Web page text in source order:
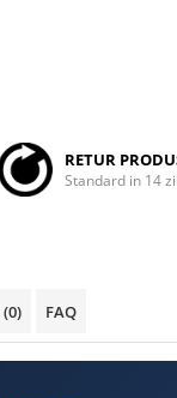
RETUR
Standard in 14
(0) FAQ